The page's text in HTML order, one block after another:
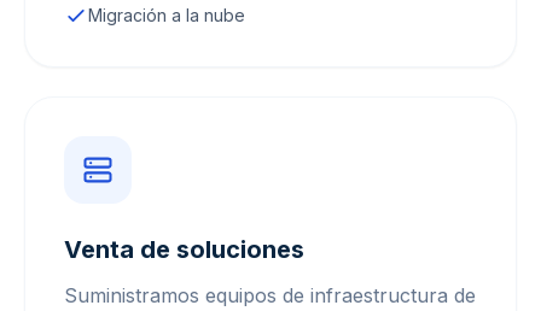
Migración a la nube
Venta de soluciones
Suministramos equipos de infraestructura de